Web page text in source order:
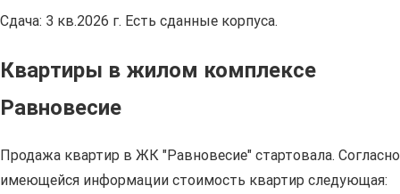
Сдача: 3 кв.2026 г. Есть сданные корпуса.
Квартиры в жилом комплексе
Равновесие
Продажа квартир в ЖК "Равновесие" стартовала. Согласно
имеющейся информации стоимость квартир следующая: